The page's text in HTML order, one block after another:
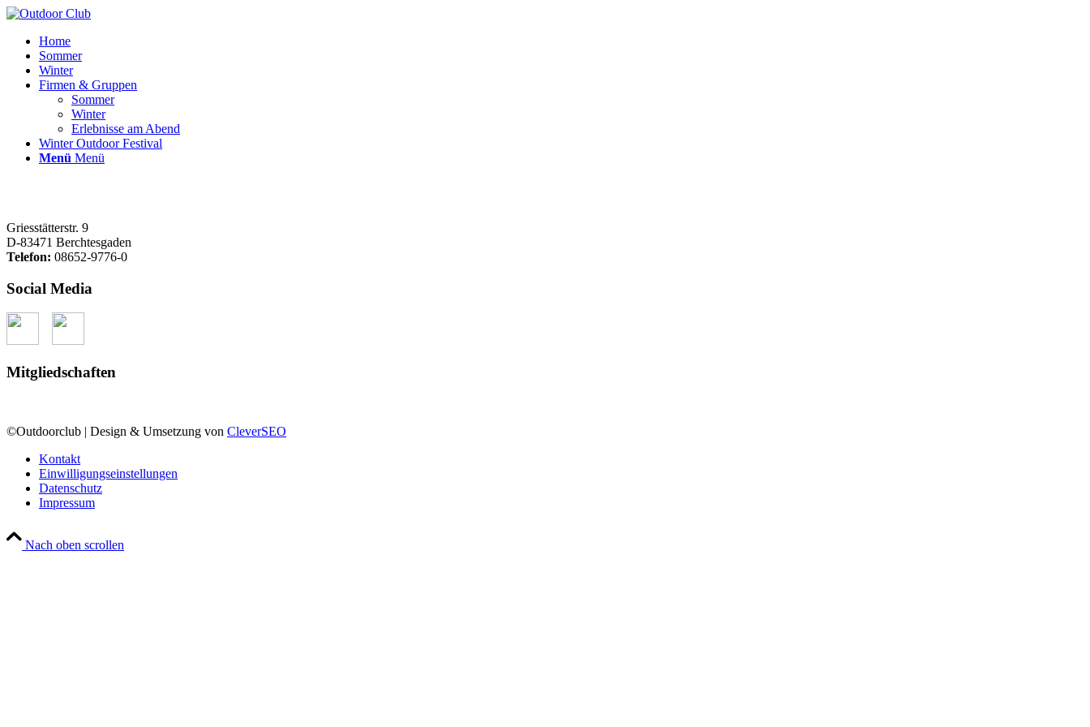
Home
Sommer
Winter
Firmen & Gruppen
Sommer
Winter
Erlebnisse am Abend
Winter Outdoor Festival
Menü Menü
Griesstätterstr. 9
D-83471 Berchtesgaden
Telefon: 08652-9776-0
Social Media
Mitgliedschaften
©Outdoorclub | Design & Umsetzung von CleverSEO
Kontakt
Einwilligungseinstellungen
Datenschutz
Impressum
Nach oben scrollen